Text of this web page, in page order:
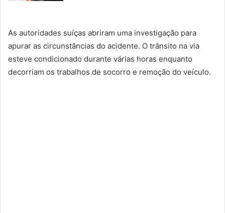
As autoridades suíças abriram uma investigação para
apurar as circunstâncias do acidente. O trânsito na via
esteve condicionado durante várias horas enquanto
decorriam os trabalhos de socorro e remoção do veículo.